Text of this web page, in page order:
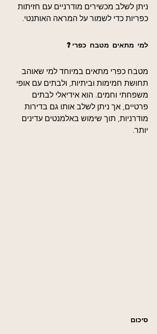
ניתן לשלב מכשירים מודרניים עם חזיתות
כפריות כדי לשמור על המראה האותנטי.
למי מתאים מטבח כפרי?
מטבח כפרי מתאים במיוחד למי שאוהב
תחושת חמימות וביתיות, ולבתים עם אופי
משפחתי וחמים. הוא אידיאלי לבתים
פרטיים, אך ניתן לשלב אותו גם בדירות
מודרניות, תוך שימוש באלמנטים עדינים
יותר.
סיכום